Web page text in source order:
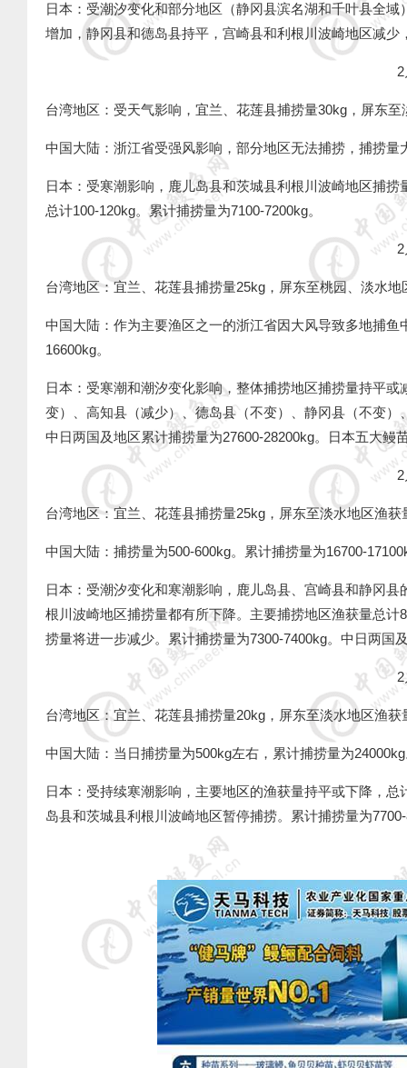
日本：受潮汐变化和部分地区（静冈县滨名湖和千叶县全
增加，静冈县和德岛县持平，宫崎县和利根川波崎地区减少
2
台湾地区：受天气影响，宜兰、花莲县捕捞量30kg ，屏东
中国大陆：浙江省受强风影响，部分地区无法捕捞，捕捞量
日本：受寒潮影响，鹿儿岛县和茨城县利根川波崎地区捕
总计100-120kg。累计捕捞量为7100-7200kg。
2
台湾地区：宜兰、花莲县捕捞量25kg ，屏东至桃园、淡水
中国大陆：作为主要渔区之一的浙江省因大风导致多地捕鱼
16600kg。
日本：受寒潮和潮汐变化影响，整体捕捞地区捕捞量持平或
变）、高知县（减少）、德岛县（不变）、静冈县（不变
中日两国及地区累计捕捞量为27600-28200kg。日本五大鳗
2
台湾地区：宜兰、花莲县捕捞量25kg ，屏东至淡水地区渔获
中国大陆：捕捞量为500-600kg。累计捕捞量为16700-
日本：受潮汐变化和寒潮影响，鹿儿岛县、宫崎县和静冈
根川波崎地区捕捞量都有所下降。主要捕捞地区渔获量总计
捞量将进一步减少。累计捕捞量为7300-7400kg。中日两国
2
台湾地区：宜兰、花莲县捕捞量20kg ，屏东至淡水地区渔获
中国大陆：当日捕捞量为500kg左右，累计捕捞量为24000kg
日本：受持续寒潮影响，主要地区的渔获量持平或下降，总
岛县和茨城县利根川波崎地区暂停捕捞。累计捕捞量为